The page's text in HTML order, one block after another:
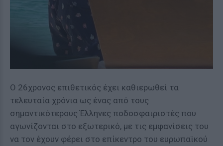
Ο 26χρονος επιθετικός έχει καθιερωθεί τα
τελευταία χρόνια ως ένας από τους
σημαντικότερους Έλληνες ποδοσφαιριστές που
αγωνίζονται στο εξωτερικό, με τις εμφανίσεις του
να τον έχουν φέρει στο επίκεντρο του ευρωπαϊκού